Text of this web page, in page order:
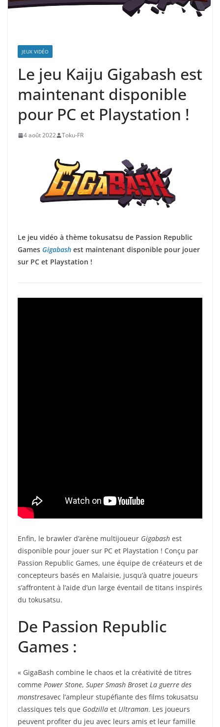
JEUX VIDÉO
Le jeu Kaiju Gigabash est
maintenant disponible
pour PC et Playstation !
4 août 2022 Toku-FR
Le jeu vidéo à thème tokusatsu de Passion Republic
Games Gigabash est maintenant disponible pour jouer
sur PC et Playstation !
Enfin, le brawler d’arène multijoueur Gigabash est
disponible pour jouer sur PC et Playstation ! Conçu par
Passion Republic Games, une équipe de créateurs et de
concepteurs basés en Malaisie, jusqu’à quatre joueurs
s’affrontent à l’aide d’un large éventail de titans inspirés
du tokusatsu.
De Passion Republic
Games :
« GigaBash combine le chaos et la créativité de titres
comme Power Stone, Super Smash Broset La guerre des
monstresavec l’ampleur stupéfiante des films tokusatsu
classiques tels que Godzilla et Ultraman. Les joueurs
peuvent profiter du jeu avec leurs amis et leur famille